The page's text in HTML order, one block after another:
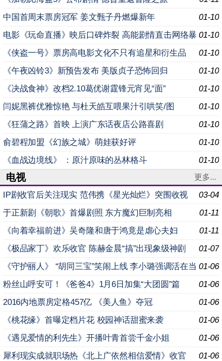
01-10
中国首周末票房冠军 姜文甄子丹燃爆新年
01-10
电影《玩命直播》映后口碑炸裂 高能剧情直击网络暴
力
01-10
《侠盗一号》票房高电影文化不只有追星和衍生品
01-10
《午夜凶铃3》新预告发布 美版贞子恐怖回归
01-10
《决战食神》改档2.10葛优谢霆锋元宵见“面”
01-10
闫妮黑裤优雅惊艳 与杜天皓互喂果汁引哄笑/图
01-10
《狂蒲之路》首映 上演广东话夜店公路喜剧
01-10
俞碧程加盟《幻族之城》萌娃获好评
01-10
《血战边境线》 ：原汁原味的丛林格斗
电视 更多...
03-04
IP剧收官后关注现实 范伟携《星光灿烂》突围收视
01-11
于正新剧《朝歌》首爆剧照 东方魔幻巨制亮相
01-11
《向着幸福前进》吴奇隆和唐于鸿竟是虐心夫妇
01-07
《极品家丁》欢乐收官 陈赫金晨“搞”出现象级神剧
01-06
《守护丽人》 “胡同三宝”笑闹上线 李小璐强调活在当
下
01-06
粉丝山呼安可！《爸爸4》1月6日加集“大团圆”篇
01-06
2016内地票房定格457亿 《美人鱼》夺冠
01-06
《桃花缘》首曝定档片花 校园神话甜蜜来袭
01-06
《遇见爱情的利先生》开播叶青首尝千金小姐
01-06
犀利现实成就职场热《北上广依然相信爱情》收官